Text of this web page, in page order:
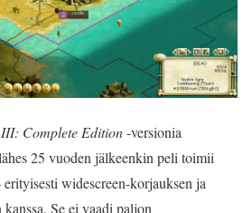
Complete Edition-versionia
25 vuoden jälkeenkin peli toimii
widescreen-korjauksen ja
Se ei vaadi paljon